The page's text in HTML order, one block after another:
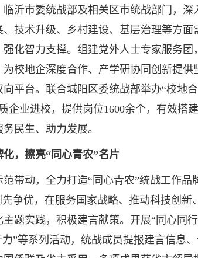
沂市委统战部及相关区市统战部门，深
技术升级、乡村建设、基层治理等方面
化智力支撑。组建党外人士专家服务团
校地企深度合作、产学研协同创新提供
平台。联合城阳区委统战部举办“校地
企业进校，提供岗位1600余个，有效搭
民生、助力发展。
，擦亮“同心青农”名片
带动，全力打造“同心青农”统战工作品
争优，在服务国家战略、推动科技创新
题实践，积极建言献策。开展“同心同
”等系列活动，统战成员提报建言信息